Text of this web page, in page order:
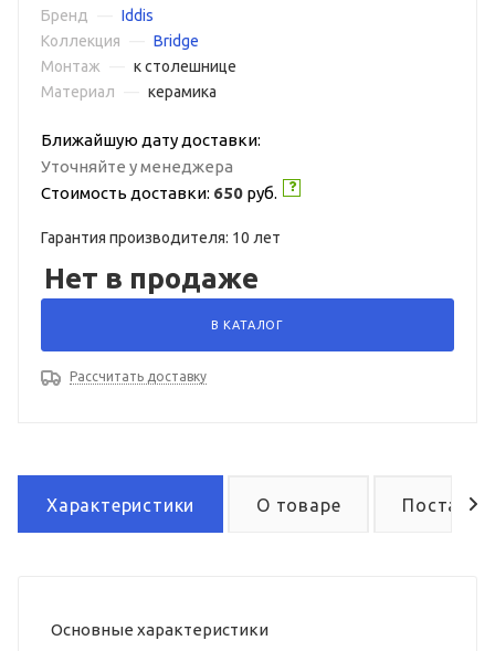
Бренд
Iddis
Коллекция
Bridge
Монтаж
к столешнице
Материал
керамика
Ближайшую дату доставки:
Уточняйте у менеджера
Стоимость доставки: 650 руб.
Гарантия производителя: 10 лет
Нет в продаже
В КАТАЛОГ
Рассчитать доставку
Характеристики О товаре Поставка
Основные характеристики